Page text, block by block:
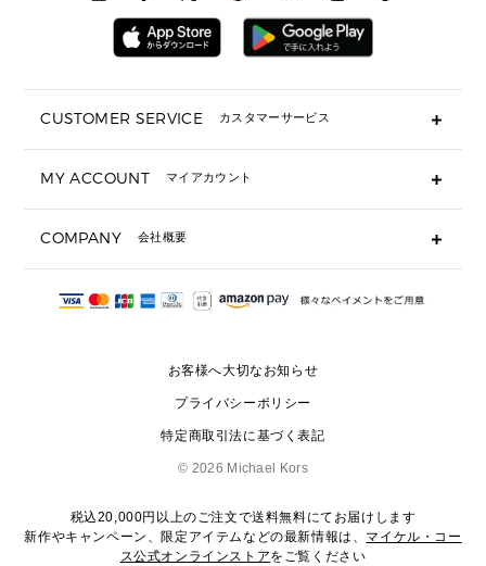
メンズ 時計・その他
ミニ財布・フラグメントケース
▶ 小物すべて
定期ケース・カードケース・名刺入れ
サンダル
スニーカー
▶ ウェア
アクセサリー
CUSTOMER SERVICE カスタマーサービス
ギフト用にラッピングができますか？
ショッピングバッグを購入商品分送ってもらえますか？
注文後に完了メールが受信できないのですが？
サイズ交換はできますか？
MY ACCOUNT マイアカウント
COMPANY 会社概要
会社概要
お客様へ大切なお知らせ
プライバシーポリシー
特定商取引法に基づく表記
© 2026 Michael Kors
税込20,000円以上のご注文で送料無料にてお届けします
新作やキャンペーン、限定アイテムなどの最新情報は、 マイケル・コー
ス公式オンラインストアをご覧ください